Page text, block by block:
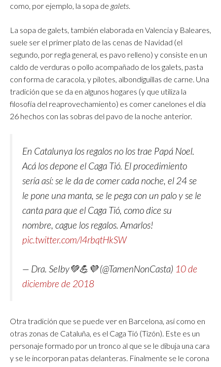
como, por ejemplo, la sopa de galets
La sopa de galets, también elaborada en Valencia y Baleares,
suele ser el primer plato de las cenas de Navidad (el
segundo, por regla general, es pavo relleno) y consiste en un
caldo de verduras o pollo acompañado de los galets, pasta
con forma de caracola, y pilotes, albondiguillas de carne. Una
tradición que se da en algunos hogares (y que utiliza la
filosofía del reaprovechamiento) es comer canelones el día
26 hechos con las sobras del pavo de la noche anterior.
En Catalunya los regalos no los trae Papá Noel.
Acá los depone el Caga Tió. El procedimiento
sería así: se le da de comer cada noche, el 24 se
le pone una manta, se le pega con un palo y se le
canta para que el Caga Tió, como dice su
nombre, cague los regalos. Amarlos!
pic.twitter.com/l4rbqtHkSW
— Dra. SeIby💚💪💜 (@TamenNonCasta) 10 de
diciembre de 2018
Otra tradición que se puede ver en Barcelona, así como en
otras zonas de Cataluña, es el Caga Tió (Tizón). Este es un
personaje formado por un tronco al que se le dibuja una cara
y se le incorporan patas delanteras. Finalmente se le corona